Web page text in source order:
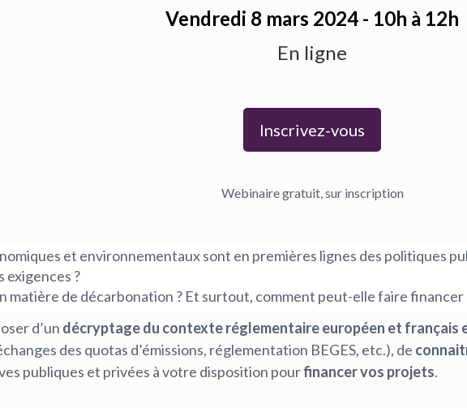
Vendredi 8 mars 2024 - 10h à 12h
En ligne
Inscrivez-vous
Webinaire gratuit, sur inscription
et environnementaux sont en premières lignes des politiques
exigences ?
de décarbonation ? Et surtout, comment peut-elle faire financer
d’un décryptage du contexte réglementaire européen et français
des quotas d’émissions, réglementation BEGES, etc.), de
publiques et privées à votre disposition pourfinancer vos projets.